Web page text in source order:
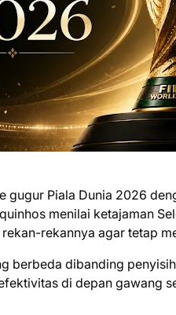
gugur Piala Dunia 2026
menilai ketajaman
rekannya agar tetap
berbeda dibanding
di depan gawang